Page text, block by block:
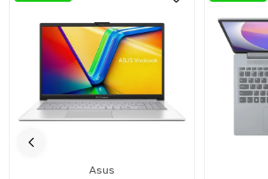
Görsel Deneyim: Gelişmiş
Kartı Performansı
14 inç büyüklüğünde TN ekran paneli, 60Hz
Intel UHD Grafikleri ekran kartı, Paylaşımlı
grafik işleme yetenekleri sağlar. Bu
Asus